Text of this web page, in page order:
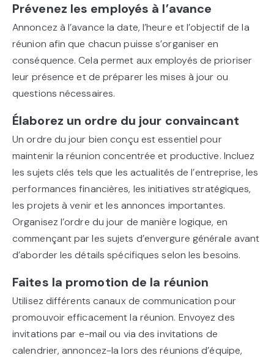
Prévenez les employés à l’avance
Annoncez à l’avance la date, l’heure et l’objectif de la
réunion afin que chacun puisse s’organiser en
conséquence. Cela permet aux employés de prioriser
leur présence et de préparer les mises à jour ou
questions nécessaires.
Élaborez un ordre du jour convaincant
Un ordre du jour bien conçu est essentiel pour
maintenir la réunion concentrée et productive. Incluez
les sujets clés tels que les actualités de l’entreprise, les
performances financières, les initiatives stratégiques,
les projets à venir et les annonces importantes.
Organisez l’ordre du jour de manière logique, en
commençant par les sujets d’envergure générale avant
d’aborder les détails spécifiques selon les besoins.
Faites la promotion de la réunion
Utilisez différents canaux de communication pour
promouvoir efficacement la réunion. Envoyez des
invitations par e-mail ou via des invitations de
calendrier, annoncez-la lors des réunions d’équipe,